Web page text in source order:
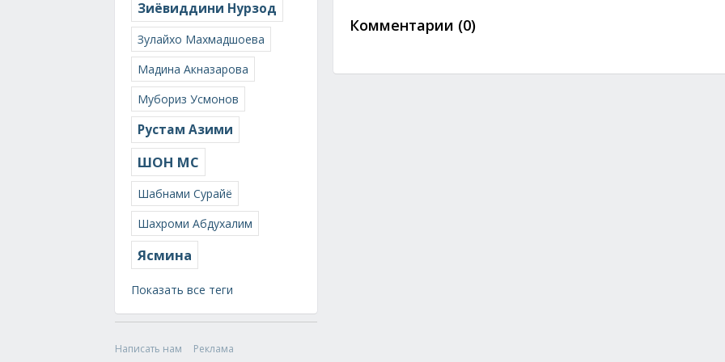
Зиёвиддини Нурзод
Зулайхо Махмадшоева
Мадина Акназарова
Мубориз Усмонов
Рустам Азими
ШОН МС
Шабнами Сурайё
Шахроми Абдухалим
Ясмина
Показать все теги
Написать нам
Реклама
Комментарии (0)